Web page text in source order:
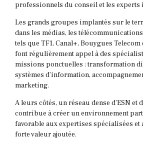
professionnels du conseil et les experts
Les grands groupes implantés sur le
dans les médias, les
tels que TF1, Canal+, Bouygues
font régulièrement appel à des
missions ponctuelles : transformation
systèmes d’information,
marketing.
A leurs côtés, un réseau dense d’ESN et
contribue à créer un environnement
favorable aux expertises spécialisées et
forte valeur ajoutée.